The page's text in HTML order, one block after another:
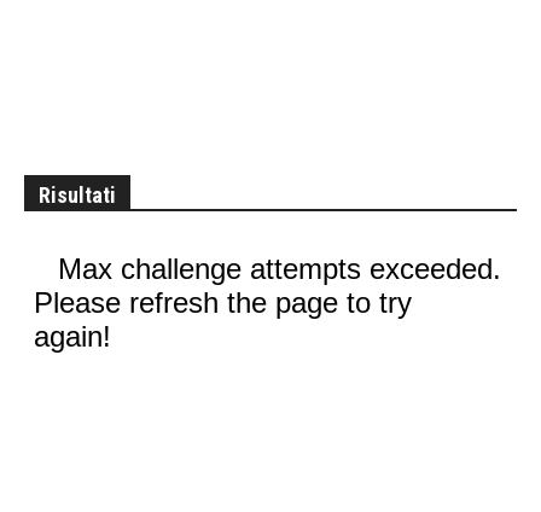
Risultati